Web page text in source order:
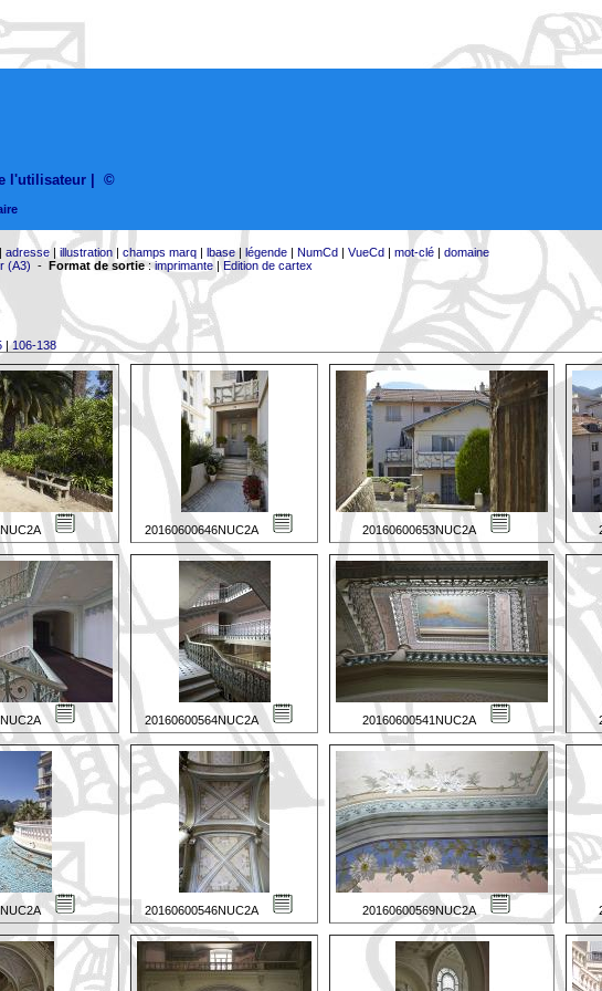
l'utilisateur ©
adresse| illustration| champs marq| lbase| légende| NumCd| VueCd| mot-clé| domaine
(A3) - Format de sortie:imprimante|Edition de cartex
|106-138
20160600646NUC2A 20160600653NUC2A
20160600564NUC2A 20160600541NUC2A
20160600546NUC2A 20160600569NUC2A